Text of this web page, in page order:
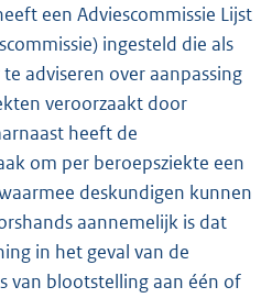
een Adviescommissie Lijst
ingesteld die als
adviseren over aanpassing
veroorzaakt door
heeft de
om per beroepsziekte een
deskundigen kunnen
aannemelijk is dat
in het geval van de
van blootstelling aan één of